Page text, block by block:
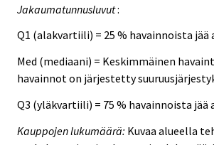
Jakaumatunnusluvut:
Q1 (alakvartiili) = 25 % havainnoista jää
Med (mediaani) = Keskimmäinen
havainnot on järjestetty
Q3 (yläkvartiili) = 75 % havainnoista jää
Kauppojen lukumäärä: Kuvaa alueella